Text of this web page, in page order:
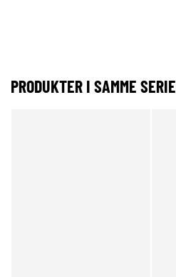
PRODUKTER I SAMME SERIE